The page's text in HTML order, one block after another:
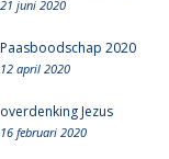
21 juni 2020
Paasboodschap 2020
12 april 2020
overdenking Jezus
16 februari 2020